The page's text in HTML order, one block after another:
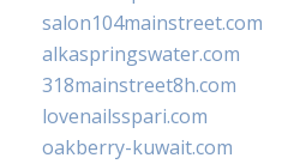
salon104mainstreet.com
alkaspringswater.com
318mainstreet8h.com
lovenailsspari.com
oakberry-kuwait.com